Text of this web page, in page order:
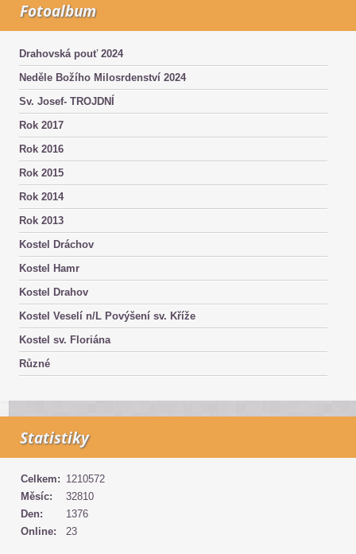
Fotoalbum
Drahovská pouť 2024
Neděle Božího Milosrdenství 2024
Sv. Josef- TROJDNÍ
Rok 2017
Rok 2016
Rok 2015
Rok 2014
Rok 2013
Kostel Dráchov
Kostel Hamr
Kostel Drahov
Kostel Veselí n/L Povýšení sv. Kříže
Kostel sv. Floriána
Různé
Statistiky
Online: 23
Celkem: 1210572
Měsíc:
32810
Den:
1376